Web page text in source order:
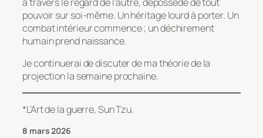
pouvoir sur soi-même. Un héritage lourd à porter. Un
combat intérieur commence ; un déchirement
humain prend naissance.
Je continuerai de discuter de ma théorie de la
projection la semaine prochaine.
*L’Art de la guerre, Sun Tzu.
8 mars 2026